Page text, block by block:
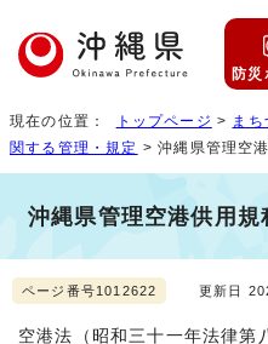
防
現在の位置： トップページ > まち
関する管理・規定 > 沖縄県管理空
沖縄県管理空港供用規
ページ番号1012622 更新日
空港法（昭和三十一年法律第